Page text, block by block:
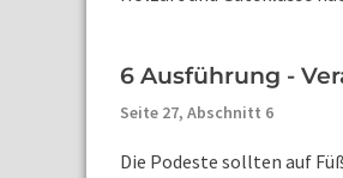
6 Ausführung -
Seite 27, Abschnitt 6
Die Podeste sollten auf